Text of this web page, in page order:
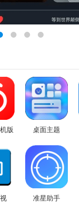
版 桌面主题
准星助手